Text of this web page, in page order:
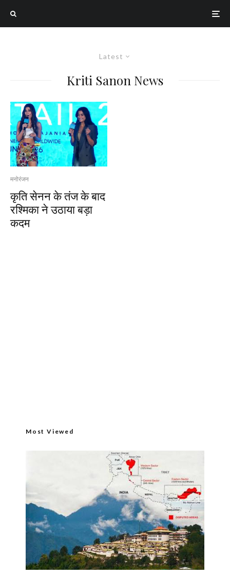
Latest
Kriti Sanon News
मनोरंजन
कृति सेनन के तंज के बाद
रश्मिका ने उठाया बड़ा
कदम
Most Viewed